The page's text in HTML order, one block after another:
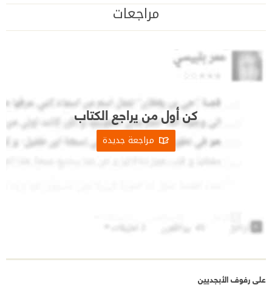
مراجعات
كن أول من يراجع الكتاب
مراجعة جديدة
على رفوف الأبجديين